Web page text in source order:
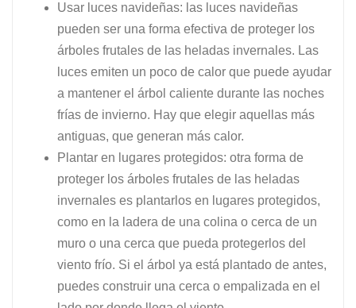
Usar luces navideñas: las luces navideñas
pueden ser una forma efectiva de proteger los
árboles frutales de las heladas invernales. Las
luces emiten un poco de calor que puede ayudar
a mantener el árbol caliente durante las noches
frías de invierno. Hay que elegir aquellas más
antiguas, que generan más calor.
Plantar en lugares protegidos: otra forma de
proteger los árboles frutales de las heladas
invernales es plantarlos en lugares protegidos,
como en la ladera de una colina o cerca de un
muro o una cerca que pueda protegerlos del
viento frío. Si el árbol ya está plantado de antes,
puedes construir una cerca o empalizada en el